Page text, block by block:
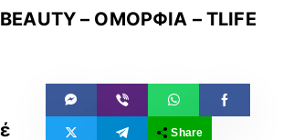
BEAUTY – ΟΜΟΡΦΙΑ – TLIFE
Share